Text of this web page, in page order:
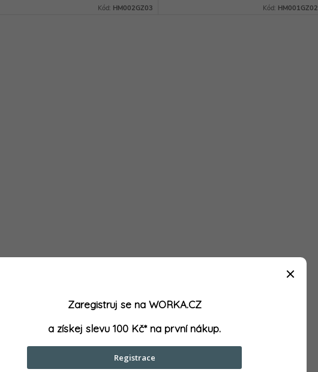
pro profesionální použití, který vám
Kód: HM002GZ03
technologií SDS-Max, které nabízí
Kód: HM001GZ02
Zaregistruj se na WORKA.CZ
a získej slevu 100 Kč* na první nákup.
Registrace